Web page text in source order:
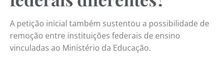
A petição inicial também sustentou a possibilidade de
remoção entre instituições federais de ensino
vinculadas ao Ministério da Educação.